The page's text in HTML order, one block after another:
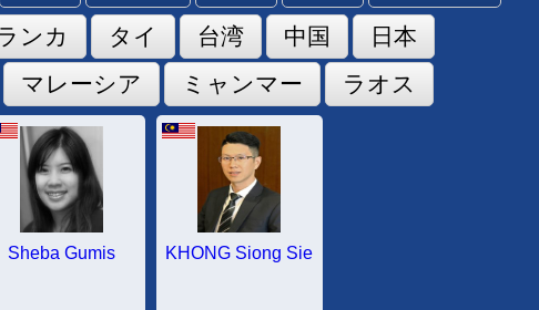
ンカ タイ 台湾 中国
日本
マレーシア ミャンマー ラオス
Sheba Gumis KHONG Siong Sie